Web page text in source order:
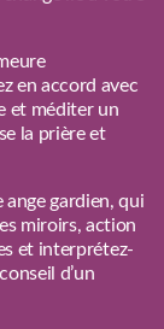
en accord avec
et méditer un
la prière et
gardien, qui
miroirs, action
et interprétez-
d’un